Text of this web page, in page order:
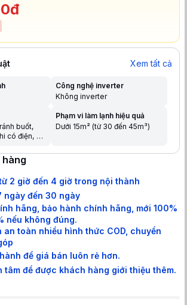
Xem tất cả
Công nghệ inverter
Không inverter
buốt
có điện
đoán lỗi
Phạm vi làm lạnh hiệu quả
Dưới 15m² (từ 30 đến 45m³)
hàng
2 giờ đến 4 giờ trong nội thành
ngày đến 30 ngày
hãng, bảo hành chính hãng, mới 100%
nếu không đúng.
an toàn nhiều hình thức COD, chuyển
để giá bán luôn rẻ hơn.
tâm để được khách hàng giới thiệu thêm.